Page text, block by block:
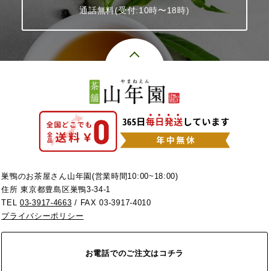
通話無料(受付:10時〜18時)
巣鴨のお茶屋さん山年園(営業時間10:00~18:00)
住所 東京都豊島区巣鴨3-34-1
TEL03-3917-4663 / FAX 03-3917-4010
プライバシーポリシー
お電話でのご注文はコチラ